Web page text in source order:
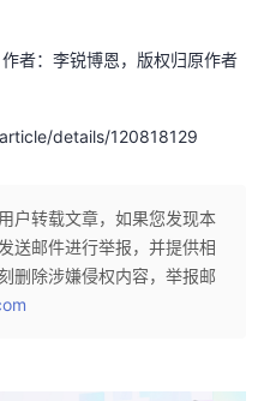
者：李锐博恩，版权归原作者
details/120818129
户转载文章，如果您发现本
送邮件进行举报，并提供相
删除涉嫌侵权内容，举报邮